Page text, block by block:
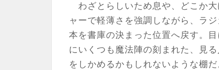
わざとらしいため息や、どこか
ャーで軽薄さを強調しながら、ラ
本を書庫の決まった位置へ戻す。
にいくつも魔法陣の刻まれた、見
をしかめるかもしれないような棚